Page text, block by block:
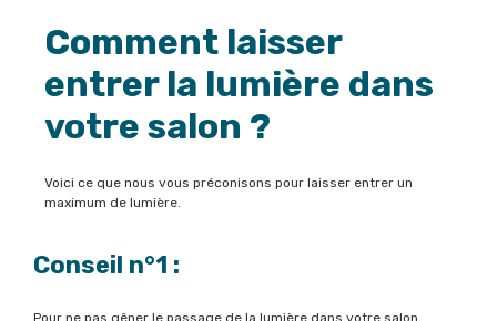
Comment laisser
entrer la lumière dans
votre salon ?
Voici ce que nous vous préconisons pour laisser entrer un
maximum de lumière.
Conseil n°1 :
Pour ne pas gêner le passage de la lumière dans votre salon,